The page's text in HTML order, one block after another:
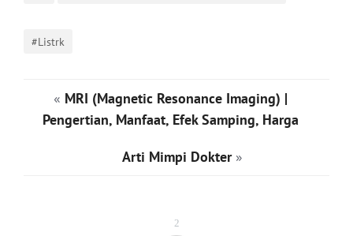
2
#Listrk
« MRI (Magnetic Resonance Imaging) |
Pengertian, Manfaat, Efek Samping, Harga
Arti Mimpi Dokter»